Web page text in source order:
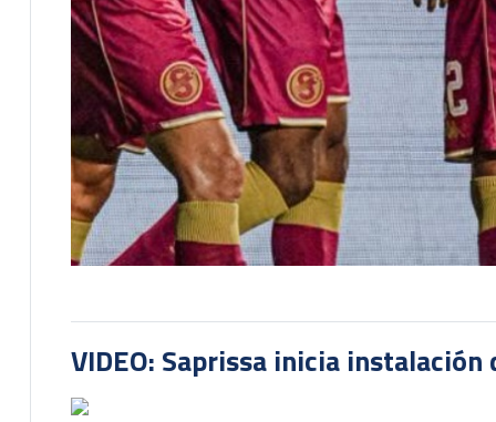
VIDEO: Saprissa inicia